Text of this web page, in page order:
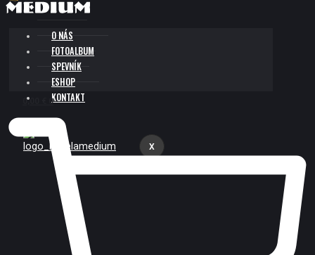
O NÁS
FOTOALBUM
SPEVNÍK
ESHOP
KONTAKT
X
0,00 0